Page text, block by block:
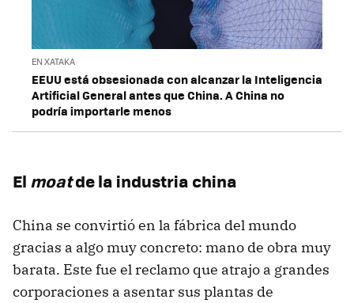
EN XATAKA
EEUU está obsesionada con alcanzar la Inteligencia
Artificial General antes que China. A China no
podría importarle menos
Elmoatde la industria china
China se convirtió en la fábrica del mundo
gracias a algo muy concreto: mano de obra muy
barata. Este fue el reclamo que atrajo a grandes
corporaciones a asentar sus plantas de